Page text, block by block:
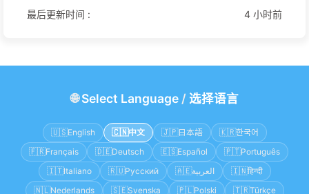
最后更新时间 :
4 小时前
🌐Select Language/ 选择语言
🇺🇸English 🇨🇳 中文 🇯🇵日本語 🇰🇷한국어
🇫🇷Français 🇩🇪Deutsch 🇪🇸Español 🇵🇹Português
🇮🇹Italiano 🇷🇺Русский 🇦🇪العربية 🇮🇳हिन्दी
🇳🇱Nederlands 🇸🇪Svenska 🇵🇱Polski 🇹🇷Türkçe